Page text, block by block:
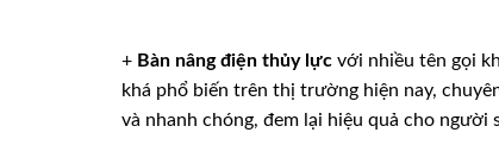
+ Bàn nâng điện thủy lực với nhiều tên gọi
khá phổ biến trên thị trường hiện nay,
và nhanh chóng, đem lại hiệu quả cho người